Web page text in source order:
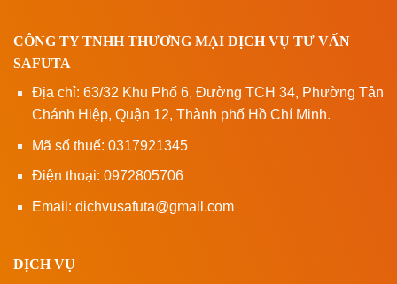
CÔNG TY TNHH THƯƠNG MẠI DỊCH VỤ TƯ VẤN
SAFUTA
Địa chỉ: 63/32 Khu Phố 6, Đường TCH 34, Phường Tân
Chánh Hiệp, Quận 12, Thành phố Hồ Chí Minh.
Mã số thuế: 0317921345
Điện thoại: 0972805706
Email: dichvusafuta@gmail.com
DỊCH VỤ